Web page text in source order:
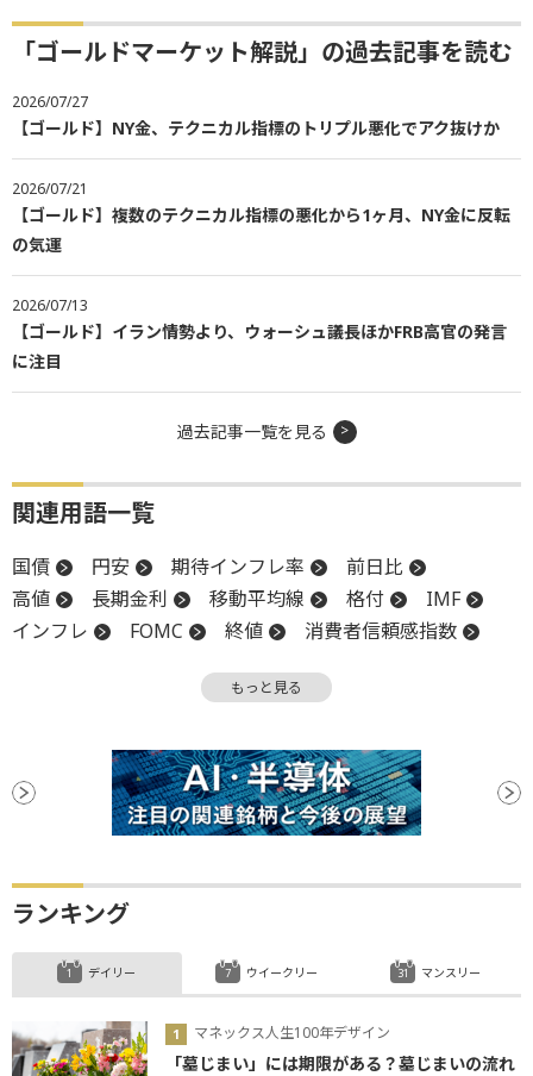
「ゴールドマーケット解説」の過去記事を読む
2026/07/27
【ゴールド】NY金、テクニカル指標のトリプル悪化でアク抜けか
2026/07/21
【ゴールド】複数のテクニカル指標の悪化から1ヶ月、NY金に反転
の気運
2026/07/13
【ゴールド】イラン情勢より、ウォーシュ議長ほかFRB高官の発言
に注目
過去記事一覧を見る
関連用語一覧
国債 円安 期待インフレ率
前日比
高値
長期金利 移動平均線 格付
IMF
インフレ
FOMC 終値
消費者信頼感指数
CPI 日銀
もっと見る
ランキング
デイリー
マネックス人生100年デザイン
「墓じまい」には期限がある？墓じまいの流れ
ウイークリー マンスリー